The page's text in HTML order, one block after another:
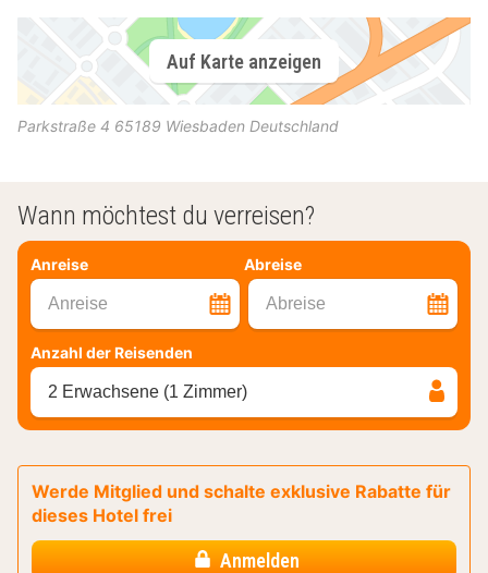
Auf Karte anzeigen
Parkstraße 4 65189 Wiesbaden Deutschland
Wann möchtest du verreisen?
Anreise Abreise
Anreise Abreise
Anzahl der Reisenden
2 Erwachsene (1 Zimmer)
Werde Mitglied und schalte exklusive Rabatte für
dieses Hotel frei
Anmelden